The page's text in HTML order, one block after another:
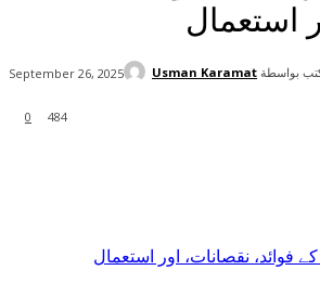
استعمال
0 484
September 26, 2025 بواسطة Usman Karamat